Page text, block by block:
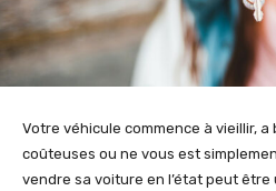
Votre véhicule commence à vieillir,
coûteuses ou ne vous est
vendre sa voiture en l’état peut